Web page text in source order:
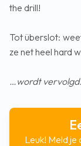
the drill!
Tot überslot:
ze net heel hard
…wordt
Leuk! Meld je